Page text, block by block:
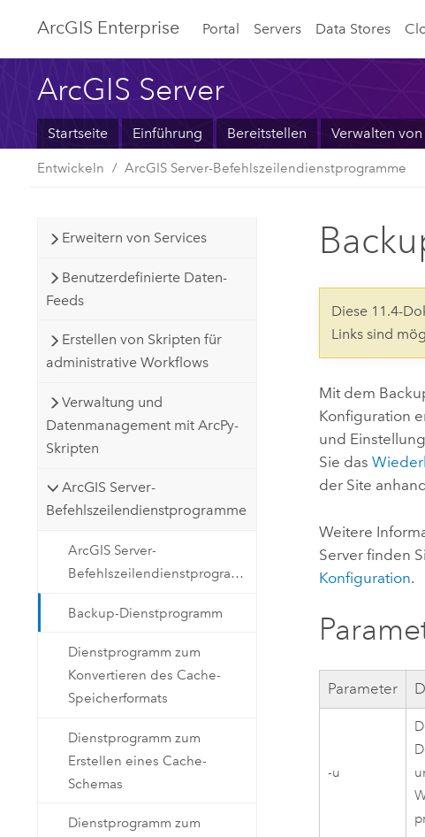
ArcGIS Enterprise Portal Servers Data Stores
ArcGIS Server
Startseite Einführung Bereitstellen Verwalten
Entwickeln ArcGIS Server-Befehlszeilendienstprogramme
Erweitern von Services
Benutzerdefinierte Daten-
Feeds
Erstellen von Skripten für
administrative Workflows
Verwaltung und
Datenmanagement mit ArcPy-
Skripten
ArcGIS Server-
Befehlszeilendienstprogramme
ArcGIS Server-
Befehlszeilendienstprogramme
Backup-Dienstprogramm
Dienstprogramm zum
Konvertieren des Cache-
Speicherformats
Dienstprogramm zum
Erstellen eines Cache-
Schemas
Dienstprogramm zum
Diese 11.4-
Links sind
Mit dem
Konfiguration
und
Sie das
der Site
Weitere
Server finden
Konfiguration.
Parameter
-u